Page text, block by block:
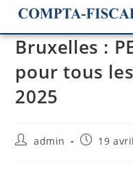
Bruxelles :
pour tous
2025
admin 19